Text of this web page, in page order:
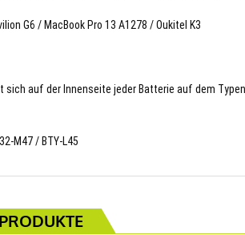
G6 / MacBook Pro 13 A1278 / Oukitel K3
sich auf der Innenseite jeder Batterie auf dem
M47 / BTY-L45